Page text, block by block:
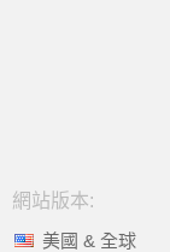
網站版本:
美國 & 全球